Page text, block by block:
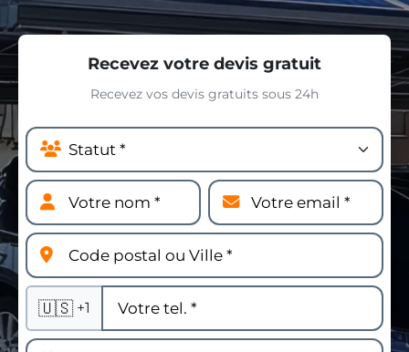
Recevez votre devis gratuit
Recevez vos devis gratuits sous 24h
🇺🇸 +1